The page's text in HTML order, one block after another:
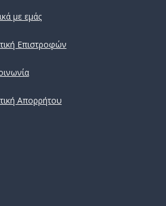
με εμάς
Επιστροφών
Απορρήτου